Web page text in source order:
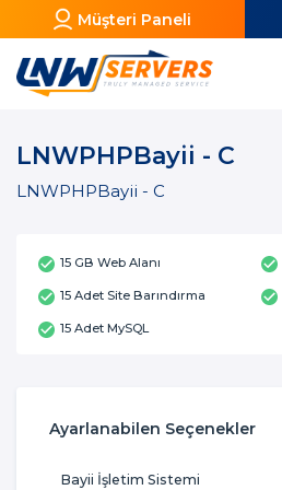
Müşteri Paneli
LNWPHPBayii - C
LNWPHPBayii - C
15 GB Web Alanı
15 Adet Site Barındırma
15 Adet MySQL
Ayarlanabilen Seçenekler
Bayii İşletim Sistemi